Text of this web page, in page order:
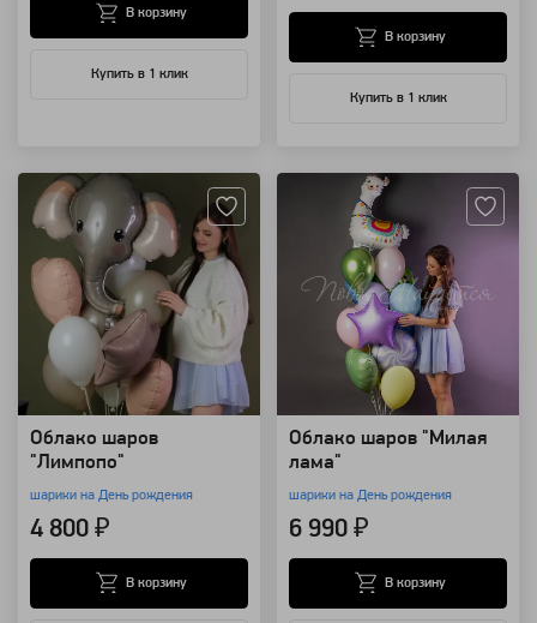
Купить в 1 клик
В корзину
Купить в 1 клик
В корзину
Облако шаров
"Лимпопо"
шарики на День рождения
4 800 ₽
В корзину
Облако шаров "Милая
лама"
шарики на День рождения
6 990 ₽
В корзину